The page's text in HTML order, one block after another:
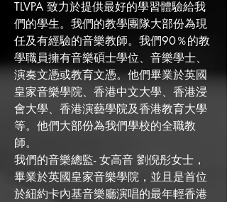
TLVPA 致力於提供最好的學習體驗給我
們的學生。我們的教學團隊大部份為現
任及有經驗的音樂教師。我們90％的教
學職員擁有音樂碩士學位、音樂學士、
演奏文憑或教育文憑。他們畢業於英國
皇家音樂學院、香港中文大學、香港浸
會大學、香港演藝學院及香港教育大學
等。他們大部份為我們學校的全職教
師。
我們的音樂總監- 女高音 劉倪彤女士，
畢業於英國皇家音樂學院，並且是首位
於紐約卡內基音樂廳演唱的最年輕香港